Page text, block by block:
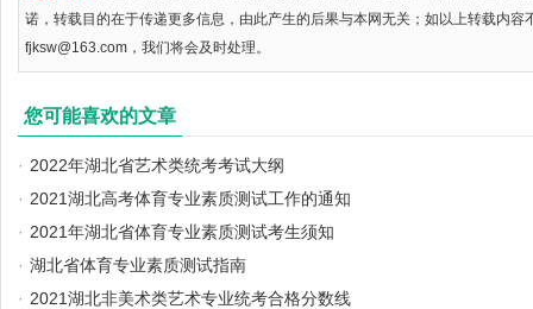
诺，转载目的在于传递更多信息，由此产生的后果与本网无关；如以上转载内容
fjksw@163.com，我们将会及时处理。
您可能喜欢的文章
· 2022年湖北省艺术类统考考试大纲
· 2021湖北高考体育专业素质测试工作的通知
· 2021年湖北省体育专业素质测试考生须知
· 湖北省体育专业素质测试指南
· 2021湖北非美术类艺术专业统考合格分数线